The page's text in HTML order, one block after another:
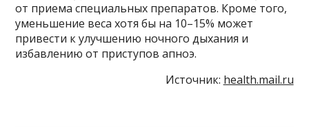
от приема специальных препаратов. Кроме того,
уменьшение веса хотя бы на 10–15% может
привести к улучшению ночного дыхания и
избавлению от приступов апноэ.
Источник: health.mail.ru